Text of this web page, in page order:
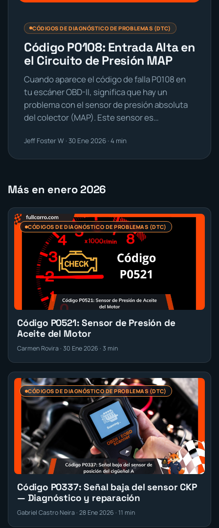
CÓDIGOS DE DIAGNÓSTICO DE PROBLEMAS (DTC)
Código P0108: Entrada Alta en
el Circuito de Presión MAP
Cuando aparece el código de falla P0108 en
tu escáner OBD-II, significa que hay un
problema con el sensor de presión absoluta
del colector (MAP). Este sensor es…
Jeff Foster W · 30 Ene 2026 · 4 min
Más en enero 2026
CÓDIGOS DE DIAGNÓSTICO DE PROBLEMAS (DTC)
Código P0521: Sensor de Presión de
Aceite del Motor
Carmen Rovira · 30 Ene 2026 · 3 min
CÓDIGOS DE DIAGNÓSTICO DE PROBLEMAS (DTC)
Código P0337: Señal baja del sensor CKP
— Diagnóstico y reparación
Gabriel Castro Neira · 28 Ene 2026 · 11 min